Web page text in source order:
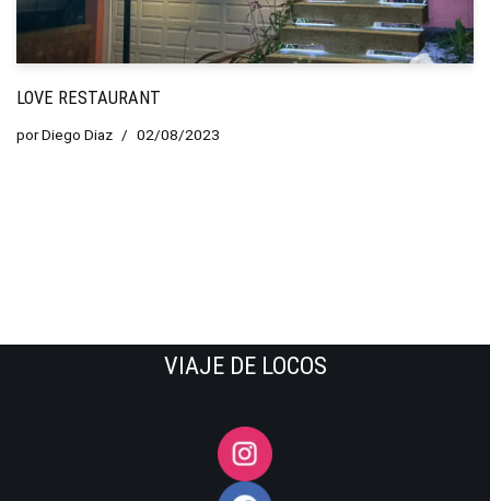
LOVE RESTAURANT
porDiego Diaz 02/08/2023
VIAJE DE LOCOS